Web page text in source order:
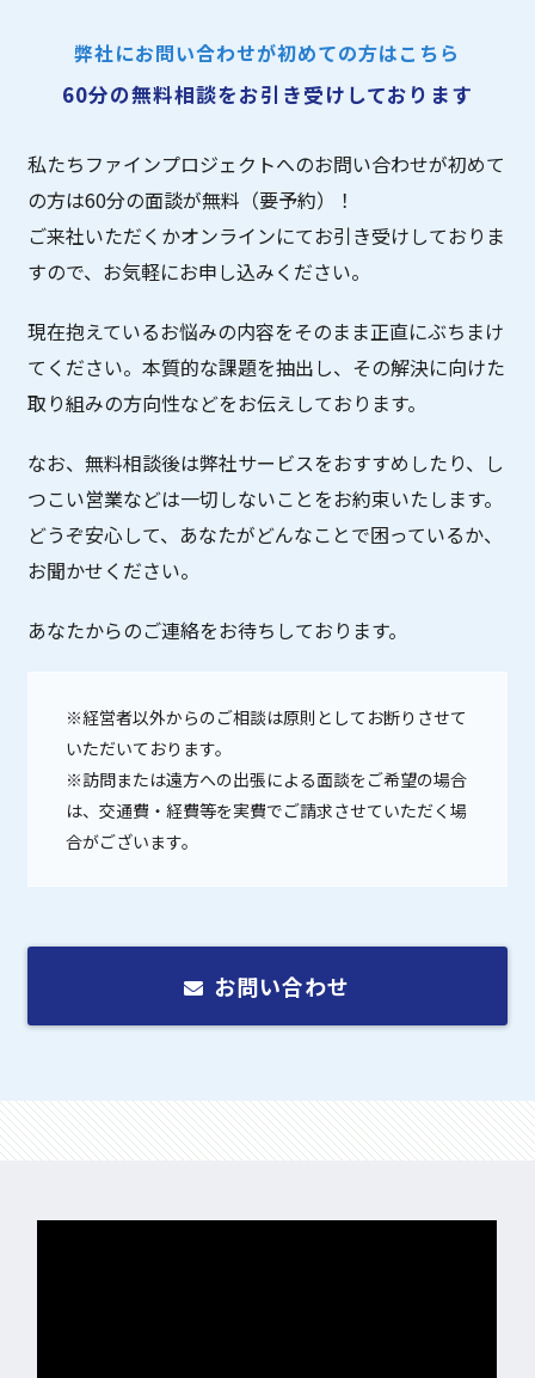
弊社にお問い合わせが初めての方はこちら
60分の無料相談をお引き受けしております
私たちファインプロジェクトへのお問い合わせが初めて
の方は60分の面談が無料（要予約）！
ご来社いただくかオンラインにてお引き受けしておりま
すので、お気軽にお申し込みください。
現在抱えているお悩みの内容をそのまま正直にぶちまけ
てください。本質的な課題を抽出し、その解決に向けた
取り組みの方向性などをお伝えしております。
なお、無料相談後は弊社サービスをおすすめしたり、し
つこい営業などは一切しないことをお約束いたします。
どうぞ安心して、あなたがどんなことで困っているか、
お聞かせください。
あなたからのご連絡をお待ちしております。
※経営者以外からのご相談は原則としてお断りさせて
いただいております。
※訪問または遠方への出張による面談をご希望の場合
は、交通費・経費等を実費でご請求させていただく場
合がございます。
お問い合わせ